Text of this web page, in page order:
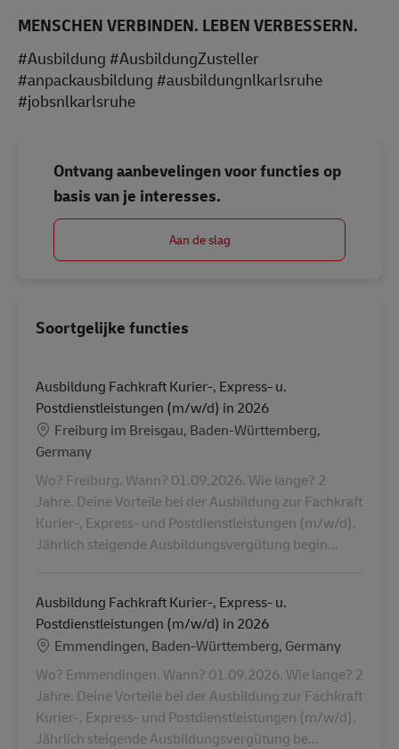
MENSCHEN VERBINDEN. LEBEN VERBESSERN.
#Ausbildung #AusbildungZusteller
#anpackausbildung #ausbildungnlkarlsruhe
#jobsnlkarlsruhe
Ontvang aanbevelingen voor functies op
basis van je interesses.
Aan de slag
Soortgelijke functies
Ausbildung Fachkraft Kurier-, Express- u.
Postdienstleistungen (m/w/d) in 2026
Locatie
Freiburg im Breisgau, Baden-Württemberg,
Germany
Wo? Freiburg. Wann? 01.09.2026. Wie lange? 2
Jahre. Deine Vorteile bei der Ausbildung zur Fachkraft
Kurier-, Express- und Postdienstleistungen (m/w/d).
Jährlich steigende Ausbildungsvergütung begin...
Ausbildung Fachkraft Kurier-, Express- u.
Postdienstleistungen (m/w/d) in 2026
Locatie
Emmendingen, Baden-Württemberg, Germany
Wo? Emmendingen. Wann? 01.09.2026. Wie lange? 2
Jahre. Deine Vorteile bei der Ausbildung zur Fachkraft
Kurier-, Express- und Postdienstleistungen (m/w/d).
Jährlich steigende Ausbildungsvergütung be...